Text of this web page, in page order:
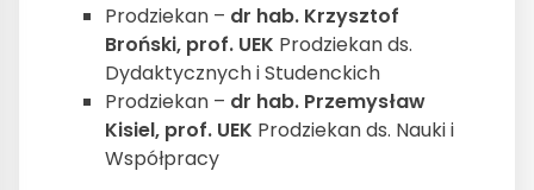
Prodziekan – dr hab. Krzysztof
Broński, prof. UEK Prodziekan ds.
Dydaktycznych i Studenckich
Prodziekan – dr hab. Przemysław
Kisiel, prof. UEK Prodziekan ds. Nauki i
Współpracy